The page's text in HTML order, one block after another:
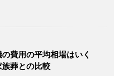
費用の平均相場はいく
族葬との比較